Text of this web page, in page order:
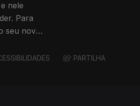
nele
Para
seu novo
PARTILHA